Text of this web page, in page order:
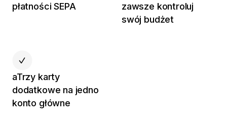
płatności SEPA
zawsze kontroluj
swój budżet
aTrzy karty
dodatkowe na jedno
konto główne